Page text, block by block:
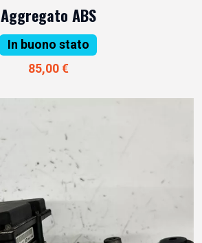
Aggregato ABS
In buono stato
85,00 €